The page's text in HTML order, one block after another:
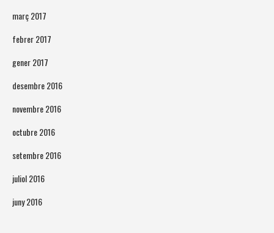
març 2017
febrer 2017
gener 2017
desembre 2016
novembre 2016
octubre 2016
setembre 2016
juliol 2016
juny 2016